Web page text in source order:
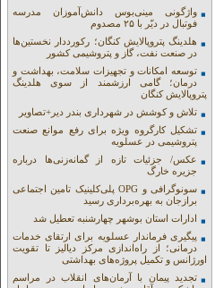
واژگونی مینی‌بوس دانش‌آموزان مدرسه
فوتبال در دیّر با ۲۵ مصدوم
هلدینگ پتروپالایش کنگان؛ رکورددار نخستین‌ها
در صنعت نفت، گاز و پتروشیمی کشور
توسعه امکانات و تجهیزات سلامت، بهداشت و
درمان؛ گامی ارزشمند از سوی هلدینگ
پتروپالایش کنگان
تلاش و کوشش در شهرداری بندر دیر+تصاویر
تشکیل کارگروه ویژه برای رفع موانع صنعت
پتروشیمی در عسلویه
عکس/ جزئیات تازه از گمانه‌زنی‌ها درباره
جزیره خارگ
سونوگرافی و OPG پلی‌کلینیک تامین اجتماعی
برازجان به بهره‌برداری رسید
ادارات استان بوشهر چهارشنبه تعطیل شد
پیگیری فرماندار عسلویه برای ارتقای خدمات
درمانی؛ از راه‌اندازی مرکز دیالیز تا تقویت
اورژانس و تکمیل پروژه‌های بهداشتی
تجدید پیمان با آرمان‌های انقلاب در مراسم